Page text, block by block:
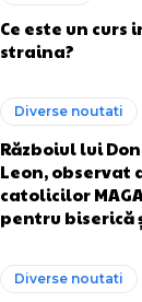
Ce este un
straina?
Diverse noutati
Războiul lui
Leon, observat
catolicilor
pentru biserică
Diverse noutati